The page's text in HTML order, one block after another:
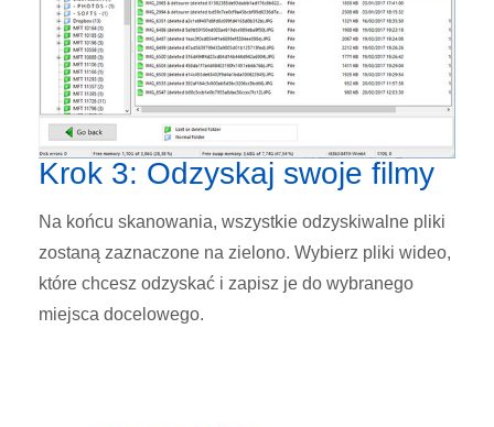
Krok 3: Odzyskaj swoje filmy
Na końcu skanowania, wszystkie odzyskiwalne pliki
zostaną zaznaczone na zielono. Wybierz pliki wideo,
które chcesz odzyskać i zapisz je do wybranego
miejsca docelowego.